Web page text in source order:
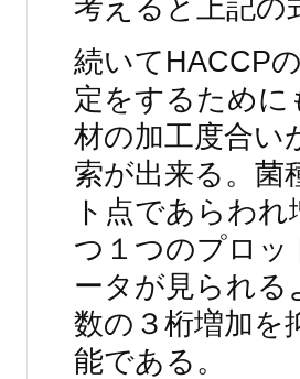
考えると上記の
続いてHACCP
定をするために
材の加工度合い
索が出来る。菌
ト点であらわ
つ１つのプロッ
ータが見られ
数の３桁増加を
能である。